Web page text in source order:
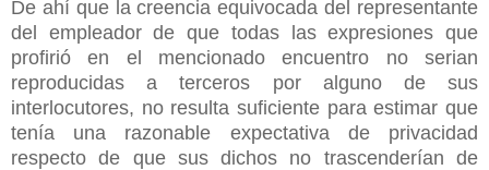
De ahí que la creencia equivocada del representante
del empleador de que todas las expresiones que
profirió en el mencionado encuentro no serian
reproducidas a terceros por alguno de sus
interlocutores, no resulta suficiente para estimar que
tenía una razonable expectativa de privacidad
respecto de que sus dichos no trascenderían de